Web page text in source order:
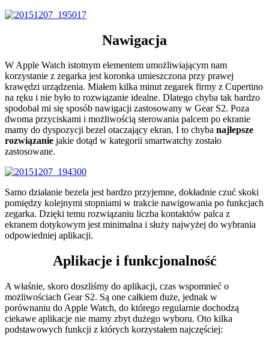
Nawigacja
W Apple Watch istotnym elementem umożliwiającym nam
korzystanie z zegarka jest koronka umieszczona przy prawej
krawędzi urządzenia. Miałem kilka minut zegarek firmy z Cupertino
na ręku i nie było to rozwiązanie idealne. Dlatego chyba tak bardzo
spodobał mi się sposób nawigacji zastosowany w Gear S2. Poza
dwoma przyciskami i możliwością sterowania palcem po ekranie
mamy do dyspozycji bezel otaczający ekran. I to chyba najlepsze
rozwiązanie jakie dotąd w kategorii smartwatchy zostało
zastosowane.
Samo działanie bezela jest bardzo przyjemne, dokładnie czuć skoki
pomiędzy kolejnymi stopniami w trakcie nawigowania po funkcjach
zegarka. Dzięki temu rozwiązaniu liczba kontaktów palca z
ekranem dotykowym jest minimalna i służy najwyżej do wybrania
odpowiedniej aplikacji.
Aplikacje i funkcjonalność
A właśnie, skoro doszliśmy do aplikacji, czas wspomnieć o
możliwościach Gear S2. Są one całkiem duże, jednak w
porównaniu do Apple Watch, do którego regularnie dochodzą
ciekawe aplikacje nie mamy zbyt dużego wyboru. Oto kilka
podstawowych funkcji z których korzystałem najczęściej: